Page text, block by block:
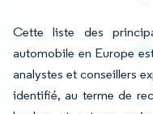
Cette liste des
automobile en Europe
analystes et conseillers
identifié, au terme de